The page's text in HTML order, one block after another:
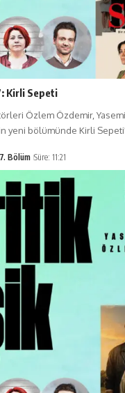
Kirli Sepeti
Özlem Özdemir,
yeni bölümünde Kirli
Bölüm Süre: 11:21